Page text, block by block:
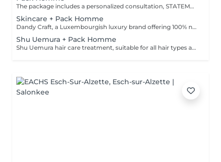
The package includes a personalized consultation, STATEMENT-specific shampoo and conditioner, the IGORANCE haircut (finishing on dry hair), and STATEMENT styling products. Prices are indicative and subject to confirmation after the personalized consultation with your hairdresser/stylist/specialist. Management reserves the right to make modifications for the smooth operation of the salon.
Skincare + Pack Homme
Dandy Craft, a Luxembourgish luxury brand offering 100% natural facial care products. Facial care set: Cleanser infused with aloe vera juice and ginseng Exfoliant enriched with vitamin C Moisturizing cream with shea butter + Pack Homme
Shu Uemura + Pack Homme
Shu Uemura hair care treatment, suitable for all hair types and scalp + Styling Homme Prices are indicative and subject to confirmation after a personalized consultation with your hairdresser/stylist/specialist. Management reserves the right to make modifications for the smooth operation of the salon.